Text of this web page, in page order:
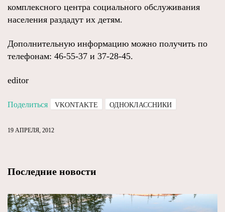
комплексного центра социального обслуживания
населения раздадут их детям.
Дополнительную информацию можно получить по
телефонам: 46-55-37 и 37-28-45.
editor
Поделиться VKONTAKTE ОДНОКЛАССНИКИ
19 АПРЕЛЯ, 2012
Последние новости